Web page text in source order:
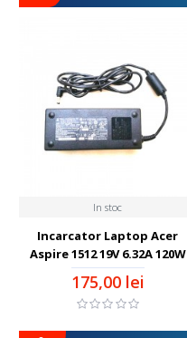
In stoc
Incarcator Laptop Acer
Aspire 1512 19V 6.32A 120W
175,00 lei